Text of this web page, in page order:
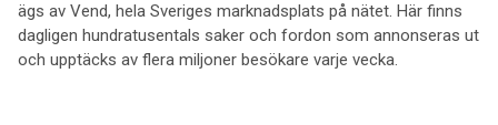
ägs av Vend, hela Sveriges marknadsplats på nätet. Här finns
dagligen hundratusentals saker och fordon som annonseras ut
och upptäcks av flera miljoner besökare varje vecka.